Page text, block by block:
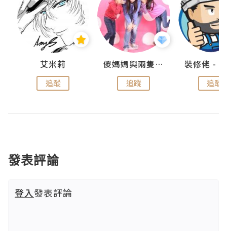
艾米莉
追蹤
儍媽媽與兩隻小魔怪之家
追蹤 追蹤
發表評論
登入發表評論